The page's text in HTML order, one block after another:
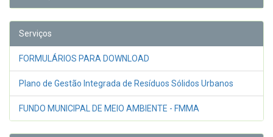
Serviços
FORMULÁRIOS PARA DOWNLOAD
Plano de Gestão Integrada de Resíduos Sólidos Urbanos
FUNDO MUNICIPAL DE MEIO AMBIENTE - FMMA